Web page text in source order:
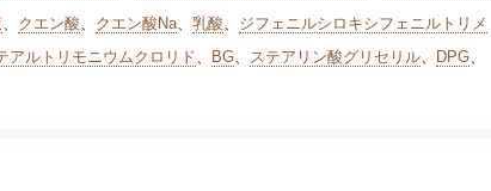
、 クエン酸、 クエン酸Na、 乳酸、 ジフェニルシロキシフェニルトリメ
アルトリモニウムクロリド、 BG、 ステアリン酸グリセリル、 DPG、